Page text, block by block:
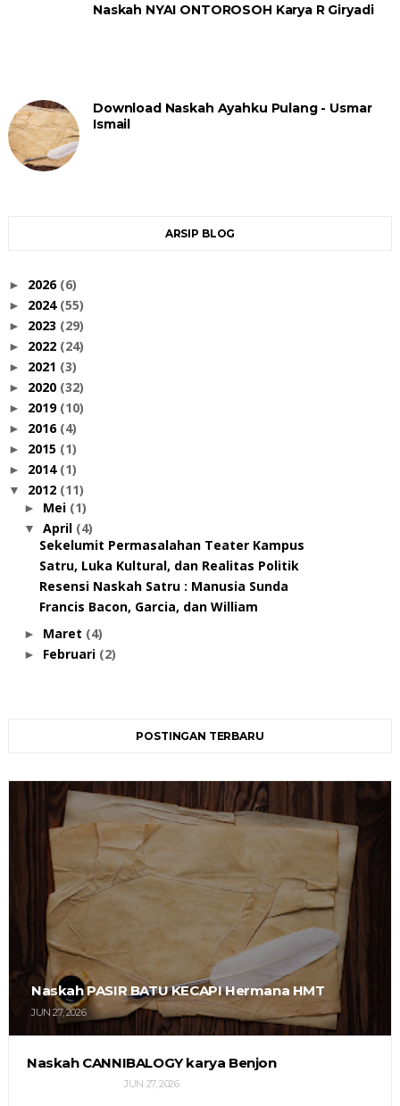
Naskah NYAI ONTOROSOH Karya R Giryadi
Download Naskah Ayahku Pulang - Usmar
Ismail
ARSIP BLOG
► 2026 (6)
► 2024 (55)
► 2023 (29)
► 2022 (24)
► 2021 (3)
► 2020 (32)
► 2019 (10)
► 2016 (4)
► 2015 (1)
► 2014 (1)
▼ 2012 (11)
► Mei (1)
▼ April (4)
Sekelumit Permasalahan Teater Kampus
Satru, Luka Kultural, dan Realitas Politik
Resensi Naskah Satru : Manusia Sunda
Francis Bacon, Garcia, dan William
► Maret (4)
► Februari (2)
POSTINGAN TERBARU
Naskah PASIR BATU KECAPI Hermana HMT
JUN 27, 2026
Naskah CANNIBALOGY karya Benjon
JUN 27, 2026